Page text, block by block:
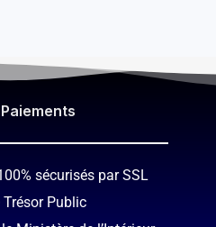
Paiements​
sécurisés par SSL
Public